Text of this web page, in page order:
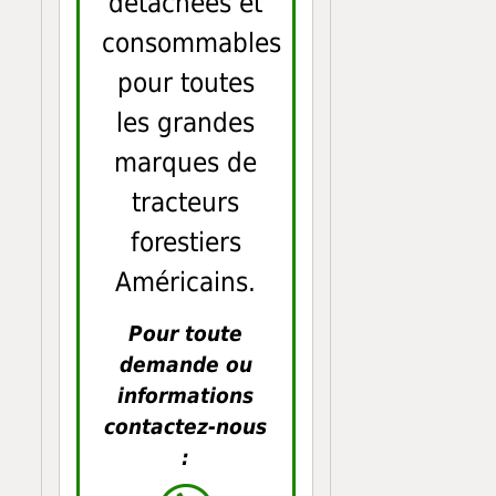
consommables
pour toutes
les grandes
marques de
tracteurs
forestiers
Américains.
Pour toute
demande ou
informations
contactez-nous
: